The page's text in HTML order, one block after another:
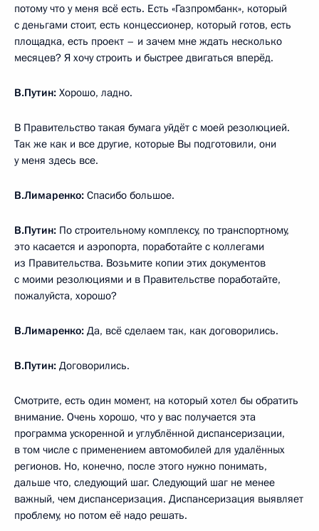
потому что у меня всё есть. Есть «Газпромбанк», который
с деньгами стоит, есть концессионер, который готов, есть
площадка, есть проект – и зачем мне ждать несколько
месяцев? Я хочу строить и быстрее двигаться вперёд.
В.Путин: Хорошо, ладно.
В Правительство такая бумага уйдёт с моей резолюцией.
Так же как и все другие, которые Вы подготовили, они
у меня здесь все.
В.Лимаренко: Спасибо большое.
В.Путин: По строительному комплексу, по транспортному,
это касается и аэропорта, поработайте с коллегами
из Правительства. Возьмите копии этих документов
с моими резолюциями и в Правительстве поработайте,
пожалуйста, хорошо?
В.Лимаренко: Да, всё сделаем так, как договорились.
В.Путин: Договорились.
Смотрите, есть один момент, на который хотел бы обратить
внимание. Очень хорошо, что у вас получается эта
программа ускоренной и углублённой диспансеризации,
в том числе с применением автомобилей для удалённых
регионов. Но, конечно, после этого нужно понимать,
дальше что, следующий шаг. Следующий шаг не менее
важный, чем диспансеризация. Диспансеризация выявляет
проблему, но потом её надо решать.